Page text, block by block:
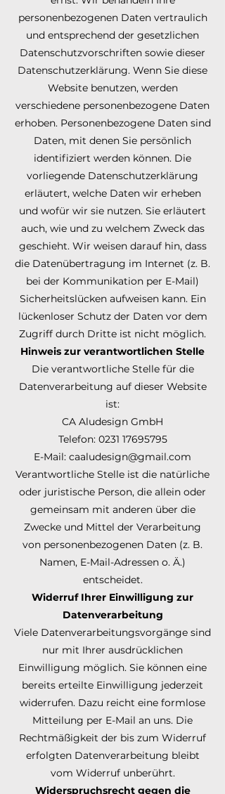
personenbezogenen Daten vertraulich
und entsprechend der gesetzlichen
Datenschutzvorschriften sowie dieser
Datenschutzerklärung. Wenn Sie diese
Website benutzen, werden
verschiedene personenbezogene Daten
erhoben. Personenbezogene Daten sind
Daten, mit denen Sie persönlich
identifiziert werden können. Die
vorliegende Datenschutzerklärung
erläutert, welche Daten wir erheben
und wofür wir sie nutzen. Sie erläutert
auch, wie und zu welchem Zweck das
geschieht. Wir weisen darauf hin, dass
die Datenübertragung im Internet (z. B.
bei der Kommunikation per E-Mail)
Sicherheitslücken aufweisen kann. Ein
lückenloser Schutz der Daten vor dem
Zugriff durch Dritte ist nicht möglich.
Hinweis zur verantwortlichen Stelle
Die verantwortliche Stelle für die
Datenverarbeitung auf dieser Website
ist:
CA Aludesign GmbH
Telefon: 0231 17695795
E-Mail: caaludesign@gmail.com
Verantwortliche Stelle ist die natürliche
oder juristische Person, die allein oder
gemeinsam mit anderen über die
Zwecke und Mittel der Verarbeitung
von personenbezogenen Daten (z. B.
Namen, E-Mail-Adressen o. Ä.)
entscheidet.
Widerruf Ihrer Einwilligung zur
Datenverarbeitung
Viele Datenverarbeitungsvorgänge sind
nur mit Ihrer ausdrücklichen
Einwilligung möglich. Sie können eine
bereits erteilte Einwilligung jederzeit
widerrufen. Dazu reicht eine formlose
Mitteilung per E-Mail an uns. Die
Rechtmäßigkeit der bis zum Widerruf
erfolgten Datenverarbeitung bleibt
vom Widerruf unberührt.
Widerspruchsrecht gegen die